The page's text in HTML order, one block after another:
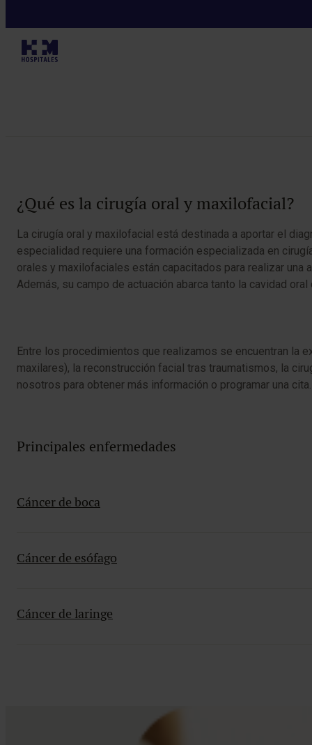
¿Qué es la cirugía oral y maxilofacial?
La cirugía oral y maxilofacial está destinada a aportar el
especialidad requiere una formación especializada en
orales y maxilofaciales están capacitados para realizar
Además, su campo de actuación abarca tanto la cavidad
Entre los procedimientos que realizamos se encuentran la
maxilares), la reconstrucción facial tras traumatismos, la
nosotros para obtener más información o programar una cita.
Principales enfermedades
Cáncer de boca
Cáncer de esófago
Cáncer de laringe